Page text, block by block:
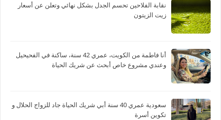
نقابة الفلاحين تحسم الجدل بشكل نهائي وتعلن عن أسعار
زيت الزيتون
أنا فاطمة من الكويت، عمري 42 سنة، ساكنة في الفحيحيل
وعندي مشروع خاص أبحث عن شريك الحياة
سعودية عمري 40 سنة أبي شريك الحياة جاد للزواج الحلال و
تكوين أسرة